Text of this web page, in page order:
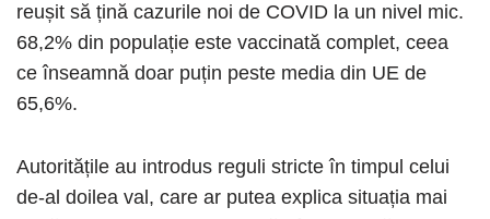
reușit să țină cazurile noi de COVID la un nivel mic.
68,2% din populație este vaccinată complet, ceea
ce înseamnă doar puțin peste media din UE de
65,6%.
Autoritățile au introdus reguli stricte în timpul celui
de-al doilea val, care ar putea explica situația mai